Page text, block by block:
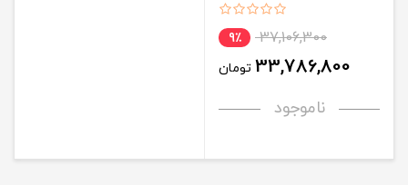
37,106,300 9٪
33,786,800 تومان
ناموجود